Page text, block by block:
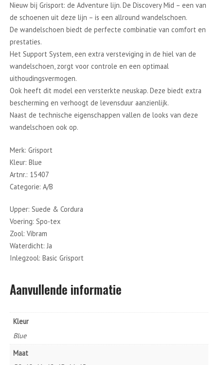
Nieuw bij Grisport: de Adventure lijn. De Discovery Mid – een van
de schoenen uit deze lijn – is een allround wandelschoen.
De wandelschoen biedt de perfecte combinatie van comfort en
prestaties.
Het Support System, een extra versteviging in de hiel van de
wandelschoen, zorgt voor controle en een optimaal
uithoudingsvermogen.
Ook heeft dit model een versterkte neuskap. Deze biedt extra
bescherming en verhoogt de levensduur aanzienlijk.
Naast de technische eigenschappen vallen de looks van deze
wandelschoen ook op.
Merk: Grisport
Kleur: Blue
Artnr.: 15407
Categorie: A/B
Upper: Suede & Cordura
Voering: Spo-tex
Zool: Vibram
Waterdicht: Ja
Inlegzool: Basic Grisport
Aanvullende informatie
Kleur
Blue
Maat